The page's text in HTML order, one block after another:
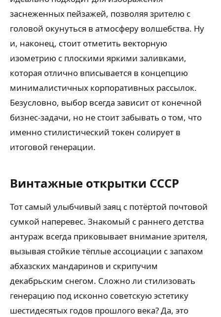
заснеженных пейзажей, позволяя зрителю с
головой окунуться в атмосферу волшебства. Ну
и, наконец, стоит отметить векторную
изометрию с плоскими яркими заливками,
которая отлично вписывается в концепцию
минималистичных корпоративных рассылок.
Безусловно, выбор всегда зависит от конечной
бизнес-задачи, но не стоит забывать о том, что
именно стилистический токен солирует в
итоговой генерации.
Винтажные открытки СССР
Тот самый улыбчивый заяц с потёртой почтовой
сумкой наперевес. Знакомый с раннего детства
антураж всегда приковывает внимание зрителя,
вызывая стойкие тёплые ассоциации с запахом
абхазских мандаринов и скрипучим
декабрьским снегом. Сложно ли стилизовать
генерацию под исконно советскую эстетику
шестидесятых годов прошлого века? Да, это